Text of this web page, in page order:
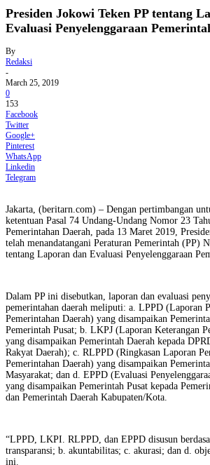
Presiden Jokowi Teken PP tentang
Evaluasi Penyelenggaraan
By
Redaksi
-
March 25, 2019
0
153
Facebook
Twitter
Google+
Pinterest
WhatsApp
Linkedin
Telegram
Jakarta, (beritarn.com) – Dengan pertimbangan
ketentuan Pasal 74 Undang-Undang Nomor 23
Pemerintahan Daerah, pada 13 Maret 2019,
telah menandatangani Peraturan Pemerintah (PP)
tentang Laporan dan Evaluasi Penyelenggaraan
Dalam PP ini disebutkan, laporan dan evaluasi
pemerintahan daerah meliputi: a. LPPD (Laporan
Pemerintahan Daerah) yang disampaikan
Pemerintah Pusat; b. LKPJ (Laporan Keterangan
yang disampaikan Pemerintah Daerah kepada
Rakyat Daerah); c. RLPPD (Ringkasan Laporan
Pemerintahan Daerah) yang disampaikan
Masyarakat; dan d. EPPD (Evaluasi
yang disampaikan Pemerintah Pusat kepada
dan Pemerintah Daerah Kabupaten/Kota.
“LPPD, LKPI. RLPPD, dan EPPD disusun
transparansi; b. akuntabilitas; c. akurasi; dan d.
ini.